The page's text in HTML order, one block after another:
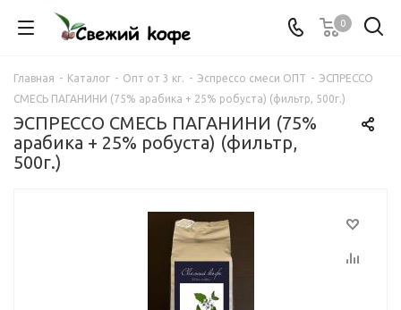
0
Главная - Каталог - Опт от 3 кг. - Эспрессо смеси ОПТ - ЭСПРЕССО
СМЕСЬ ПАГАНИНИ (75% арабика + 25% робуста) (фильтр, 500г.)
ЭСПРЕССО СМЕСЬ ПАГАНИНИ (75%
арабика + 25% робуста) (фильтр,
500г.)